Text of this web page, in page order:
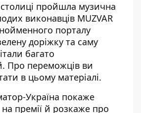
пройшла музична
виконавців MUZVAR
порталу
доріжку та саму
багато
. Про переможців ви
в цьому матеріалі.
Україна покаже
на премії й розкаже про